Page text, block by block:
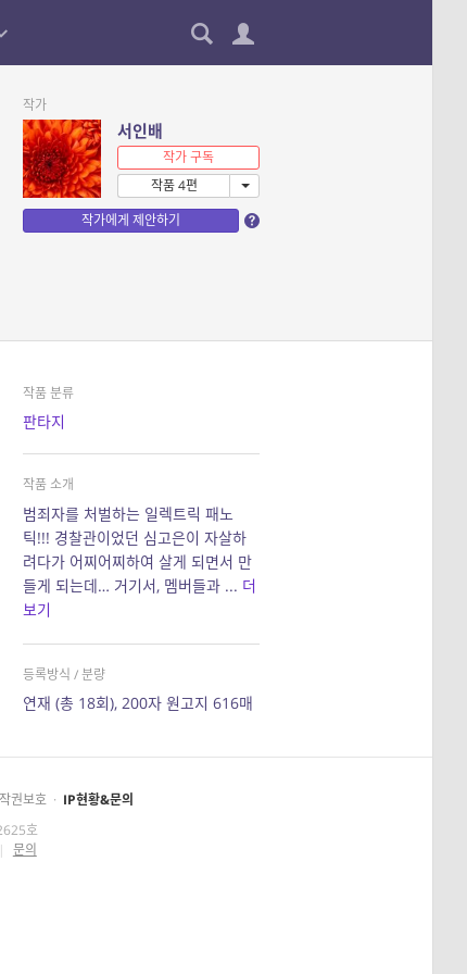
작가
서인배
작가 구독
작품 4편
작가에게 제안하기
작품 분류
판타지
작품 소개
범죄자를 처벌하는 일렉트릭 패노
틱!!! 경찰관이었던 심고은이 자살하
려다가 어찌어찌하여 살게 되면서 만
들게 되는데… 거기서, 멤버들과 ... 더
보기
등록방식 / 분량
연재 (총 18회), 200자 원고지 616매
권보호 · IP현황&문의
호
| 문의